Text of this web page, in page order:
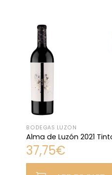
BODEGAS LUZÓN
Alma de Luzón 2021
37,75€